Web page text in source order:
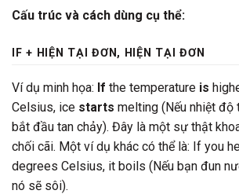
Cấu trúc và cách dùng cụ thể:
IF + HIỆN TẠI ĐƠN, HIỆN TẠI ĐƠN
Ví dụ minh họa: If the temperature is
Celsius, ice starts melting (Nếu nhiệt độ
bắt đầu tan chảy). Đây là một sự thật
chối cãi. Một ví dụ khác có thể là: If you
degrees Celsius, it boils (Nếu bạn đun
nó sẽ sôi).